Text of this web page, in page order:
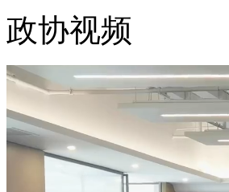
政协视频